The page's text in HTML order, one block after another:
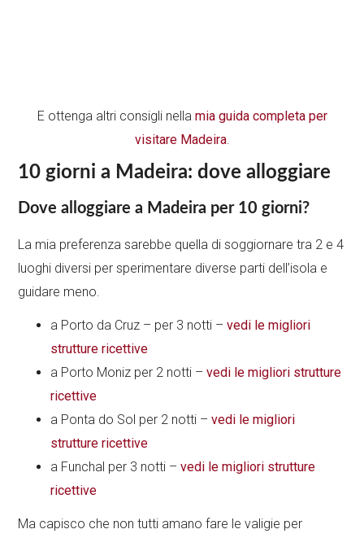
E ottenga altri consigli nella mia guida completa per
visitare Madeira.
10 giorni a Madeira: dove alloggiare
Dove alloggiare a Madeira per 10 giorni?
La mia preferenza sarebbe quella di soggiornare tra 2 e 4
luoghi diversi per sperimentare diverse parti dell’isola e
guidare meno.
a Porto da Cruz – per 3 notti –vedi le migliori
strutture ricettive
a Porto Moniz per 2 notti –vedi le migliori strutture
ricettive
a Ponta do Sol per 2 notti –vedi le migliori
strutture ricettive
a Funchal per 3 notti –vedi le migliori strutture
ricettive
Ma capisco che non tutti amano fare le valigie per